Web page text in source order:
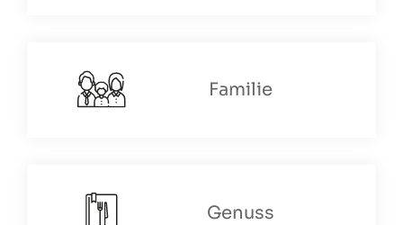
organisieren
geführte Touren
Bikeguides.
Familie
Genuss